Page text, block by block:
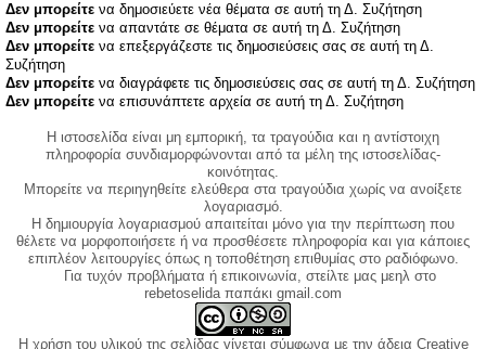
Δεν μπορείτε να δημοσιεύετε νέα θέματα σε αυτή τη Δ. Συζήτηση
Δεν μπορείτε να απαντάτε σε θέματα σε αυτή τη Δ. Συζήτηση
Δεν μπορείτε να επεξεργάζεστε τις δημοσιεύσεις σας σε αυτή τη Δ.
Συζήτηση
Δεν μπορείτε να διαγράφετε τις δημοσιεύσεις σας σε αυτή τη Δ. Συζήτηση
Δεν μπορείτε να επισυνάπτετε αρχεία σε αυτή τη Δ. Συζήτηση
Η ιστοσελίδα είναι μη εμπορική, τα τραγούδια και η αντίστοιχη
πληροφορία συνδιαμορφώνονται από τα μέλη της ιστοσελίδας-
κοινότητας.
Μπορείτε να περιηγηθείτε ελεύθερα στα τραγούδια χωρίς να ανοίξετε
λογαριασμό.
Η δημιουργία λογαριασμού απαιτείται μόνο για την περίπτωση που
θέλετε να μορφοποιήσετε ή να προσθέσετε πληροφορία και για κάποιες
επιπλέον λειτουργίες όπως η τοποθέτηση επιθυμίας στο ραδιόφωνο.
Για τυχόν προβλήματα ή επικοινωνία, στείλτε μας μεηλ στο
rebetoselida παπάκι gmail.com
Η χρήση του υλικού της σελίδας γίνεται σύμφωνα με την άδεια Creative